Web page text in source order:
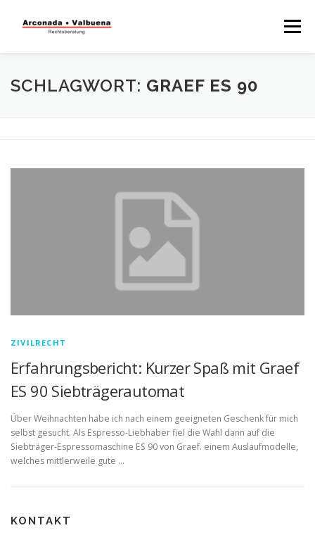
Menü
STARTSEITE RECHTSBERATUNG
SCHLAGWORT: GRAEF ES 90
ZIVILRECHT
Erfahrungsbericht: Kurzer Spaß mit Graef
ES 90 Siebträgerautomat
Über Weihnachten habe ich nach einem geeigneten Geschenk für mich
selbst gesucht. Als Espresso-Liebhaber fiel die Wahl dann auf die
Siebträger-Espressomaschine ES 90 von Graef. einem Auslaufmodelle,
welches mittlerweile gute …
KONTAKT